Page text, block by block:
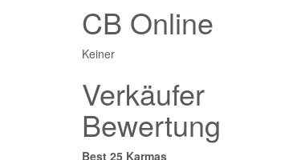
CB Online
Keiner
Verkäufer
Bewertung
Best 25 Karmas